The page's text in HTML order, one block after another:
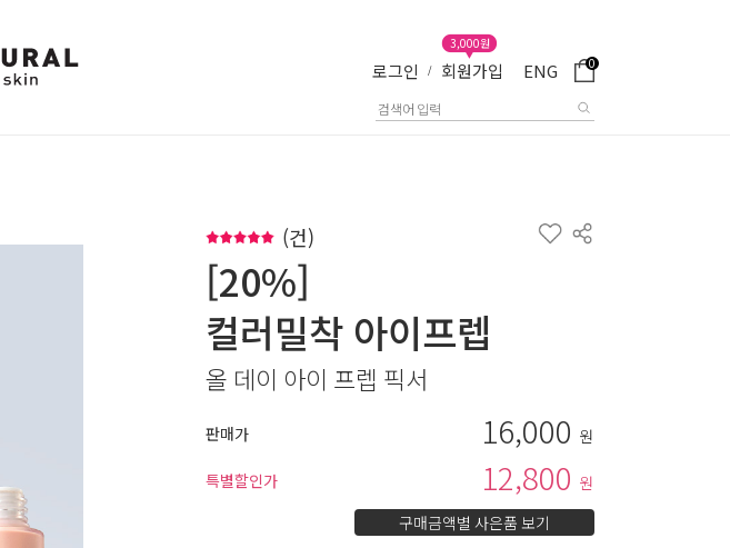
로그인 / 회원가입
3,000원
ENG 0
(건)
[20%]
컬러밀착 아이프렙
올 데이 아이 프렙 픽서
판매가 16,000 원
특별할인가
12,800 원
구매금액별 사은품 보기